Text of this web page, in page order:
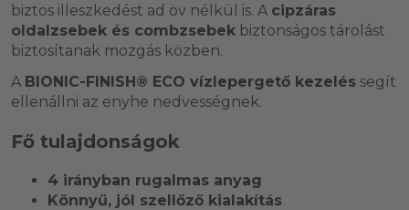
biztos illeszkedést ad öv nélkül is. A cipzáras
oldalzsebek és combzsebek biztonságos tárolást
biztosítanak mozgás közben.
A BIONIC-FINISH® ECO vízlepergető kezelés segít
ellenállni az enyhe nedvességnek.
Fő tulajdonságok
4 irányban rugalmas anyag
Könnyű, jól szellőző kialakítás